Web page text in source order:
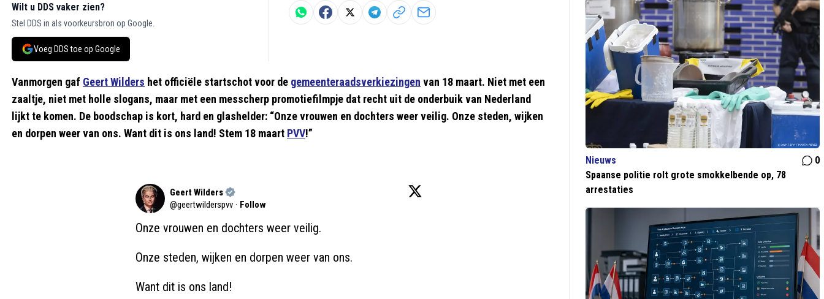
Wilt u DDS vaker zien?
Stel DDS in als voorkeursbron op Google.
Voeg DDS toe op Google
Vanmorgen gaf Geert Wilders het officiële startschot voor de gemeenteraadsverkiezingen van 18 maart. Niet met een
zaaltje, niet met holle slogans, maar met een messcherp promotiefilmpje dat recht uit de onderbuik van Nederland
lijkt te komen. De boodschap is kort, hard en glashelder: “Onze vrouwen en dochters weer veilig. Onze steden, wijken
en dorpen weer van ons. Want dit is ons land! Stem 18 maart PVV!”
Geert Wilders
@geertwilderspvv · Follow
Onze vrouwen en dochters weer veilig.
Onze steden, wijken en dorpen weer van ons.
Want dit is ons land!
Nieuws
0
Spaanse politie rolt grote smokkelbende op, 78
arrestaties